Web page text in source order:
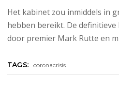
Het kabinet zou inmiddels in
hebben bereikt. De
door premier Mark Rutte en
TAGS: coronacrisis